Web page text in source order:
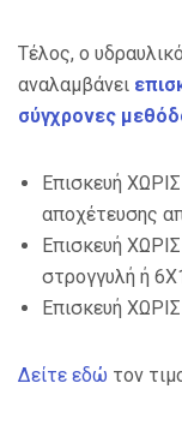
Τέλος, ο
αναλαμβάνει
σύγχρονες
Επισκευή
αποχέτευσης
Επισκευή
στρογγυλή ή
Επισκευή
Δείτε εδώ τον